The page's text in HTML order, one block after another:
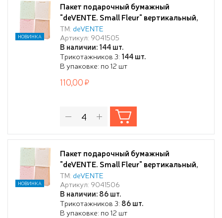
Пакет подарочный бумажный
"deVENTE. Small Fleur" вертикальный,
26x32x10 см, горячее тиснение и
конгрев, бумага 210 г/м², ассорти 4
дизайна
ТМ: deVENTE
Артикул: 9041505
В наличии: 144 шт.
Трикотажников 3: 144 шт.
В упаковке: по 12 шт
НОВИНКА
110,00
Пакет подарочный бумажный
"deVENTE. Small Fleur" вертикальный,
31x42x12 см, горячее тиснение и
конгрев, бумага 210 г/м², ассорти 4
дизайна
ТМ: deVENTE
Артикул: 9041506
В наличии: 86 шт.
Трикотажников 3: 86 шт.
В упаковке: по 12 шт
НОВИНКА